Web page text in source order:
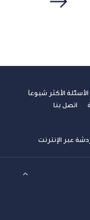
الأسئلة الأكثر شيوعاً
اتصل بنا
عبر الإنترنت